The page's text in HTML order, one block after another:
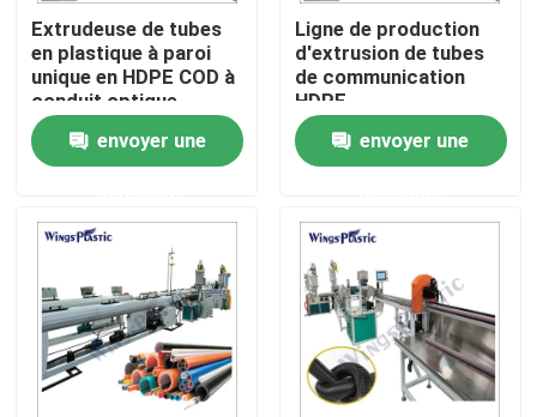
Machine en plastique d'extrudeuse de tuyau
Ligne en plastique d'extrusion de tuyau
Machine d'extrudeuse de tuyau de HDPE
Machine d'extrudeuse de tuyau de PVC
Chaîne de production de tuyau de PPR
Extrudeuse de tubes
en plastique à paroi
unique en HDPE COD à
conduit optique
ondulé
envoyer une
Ligne de production
d'extrusion de tubes
de communication
HDPE
envoyer une